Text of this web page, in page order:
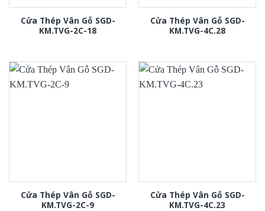
Cửa Thép Vân Gỗ SGD-
KM.TVG-2C-18
Cửa Thép Vân Gỗ SGD-
KM.TVG-4C.28
Cửa Thép Vân Gỗ SGD-
KM.TVG-2C-9
Cửa Thép Vân Gỗ SGD-
KM.TVG-4C.23